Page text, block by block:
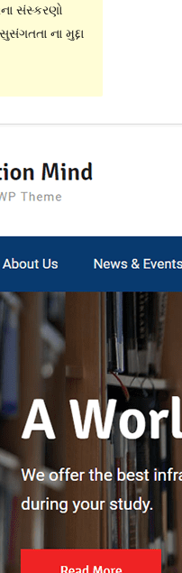
સંસ્કરણો
ના મુદ્દા